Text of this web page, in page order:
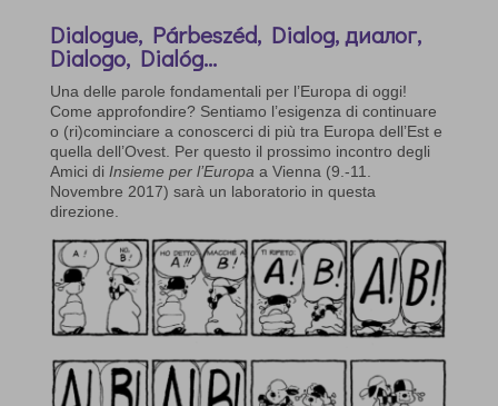
Dialogue, Párbeszéd, Dialog, диалог,
Dialogo, Dialóg…
Una delle parole fondamentali per l’Europa di oggi!
Come approfondire? Sentiamo l’esigenza di continuare
o (ri)cominciare a conoscerci di più tra Europa dell’Est e
quella dell’Ovest. Per questo il prossimo incontro degli
Amici di Insieme per l’Europa a Vienna (9.-11.
Novembre 2017) sarà un laboratorio in questa
direzione.